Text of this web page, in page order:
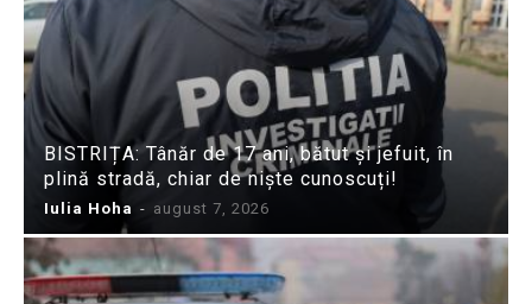
BISTRIȚA: Tânăr de 17 ani, bătut și jefuit, în
plină stradă, chiar de niște cunoscuți!
Iulia Hoha - august 7, 2026